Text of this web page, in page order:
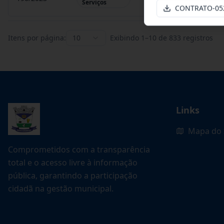
Serviços
Itens por página: 10 Exibindo 1 –10 de 833 registros
Comprometidos com a transparência
total e o acesso livre à informação
pública, garantindo a participação
cidadã na gestão municipal.
Links
Mapa do
CONTRATO-